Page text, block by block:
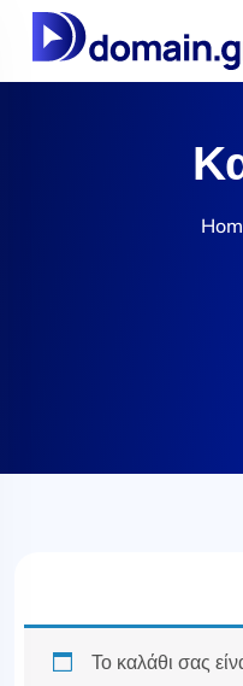
Το καλάθι σας